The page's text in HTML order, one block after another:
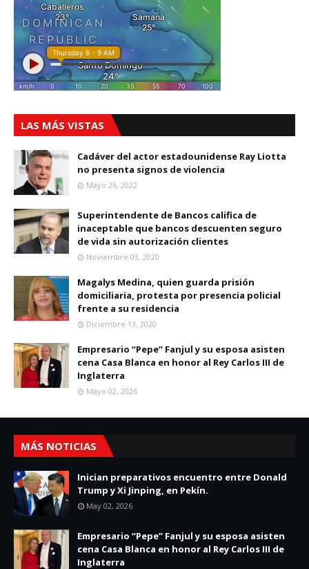
LAS MÁS VISTAS
Cadáver del actor estadounidense Ray Liotta
no presenta signos de violencia
Mayo 26, 2022
Superintendente de Bancos califica de
inaceptable que bancos descuenten seguro
de vida sin autorización clientes
Noviembre 03, 2020
Magalys Medina, quien guarda prisión
domiciliaria, protesta por presencia policial
frente a su residencia
Diciembre 13, 2020
Empresario “Pepe” Fanjul y su esposa asisten
cena Casa Blanca en honor al Rey Carlos III de
Inglaterra
Mayo 02, 2026
MÁS NOTICIAS
Inician preparativos encuentro entre Donald
Trump y Xi Jinping, en Pekín.
May 02, 2026
Empresario “Pepe” Fanjul y su esposa asisten
cena Casa Blanca en honor al Rey Carlos III de
Inglaterra